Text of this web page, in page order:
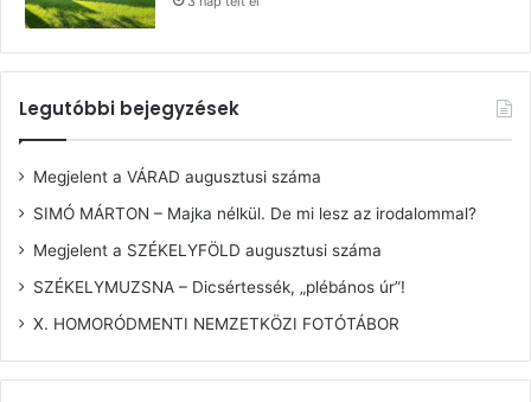
Legutóbbi bejegyzések
Megjelent a VÁRAD augusztusi száma
SIMÓ MÁRTON – Majka nélkül. De mi lesz az irodalommal?
Megjelent a SZÉKELYFÖLD augusztusi száma
SZÉKELYMUZSNA – Dicsértessék, „plébános úr”!
X. HOMORÓDMENTI NEMZETKÖZI FOTÓTÁBOR